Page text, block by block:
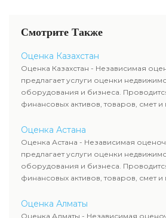
Смотрите Также
Оценка Казахстан
Оценка Казахстан - Независимая
предлагает услуги оценки
оборудования и бизнеса.
финансовых активов, товаров, смет и
оценка животных и
определяют рыночную стоимость
рассчитывают ущерб. Все отчеты
требованиям законодательства и
сделок, кредитования и судебных
Оценка Астана
Оценка Астана - Независимая
предлагает услуги оценки
оборудования и бизнеса.
финансовых активов, товаров, смет и
оценка животных и
определяют рыночную стоимость
рассчитывают ущерб. Все отчеты
Оценка Алматы
Оценка Алматы - Независимая